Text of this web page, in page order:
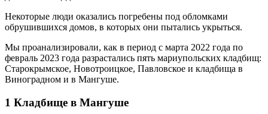
Некоторые люди оказались погребены под обломками
обрушившихся домов, в которых они пытались укрыться.
Мы проанализировали, как в период с марта 2022 года по
февраль 2023 года разрастались пять мариупольских кладбищ:
Старокрымское, Новотроицкое, Павловское и кладбища в
Виноградном и в Мангуше.
1 Кладбище в Мангуше